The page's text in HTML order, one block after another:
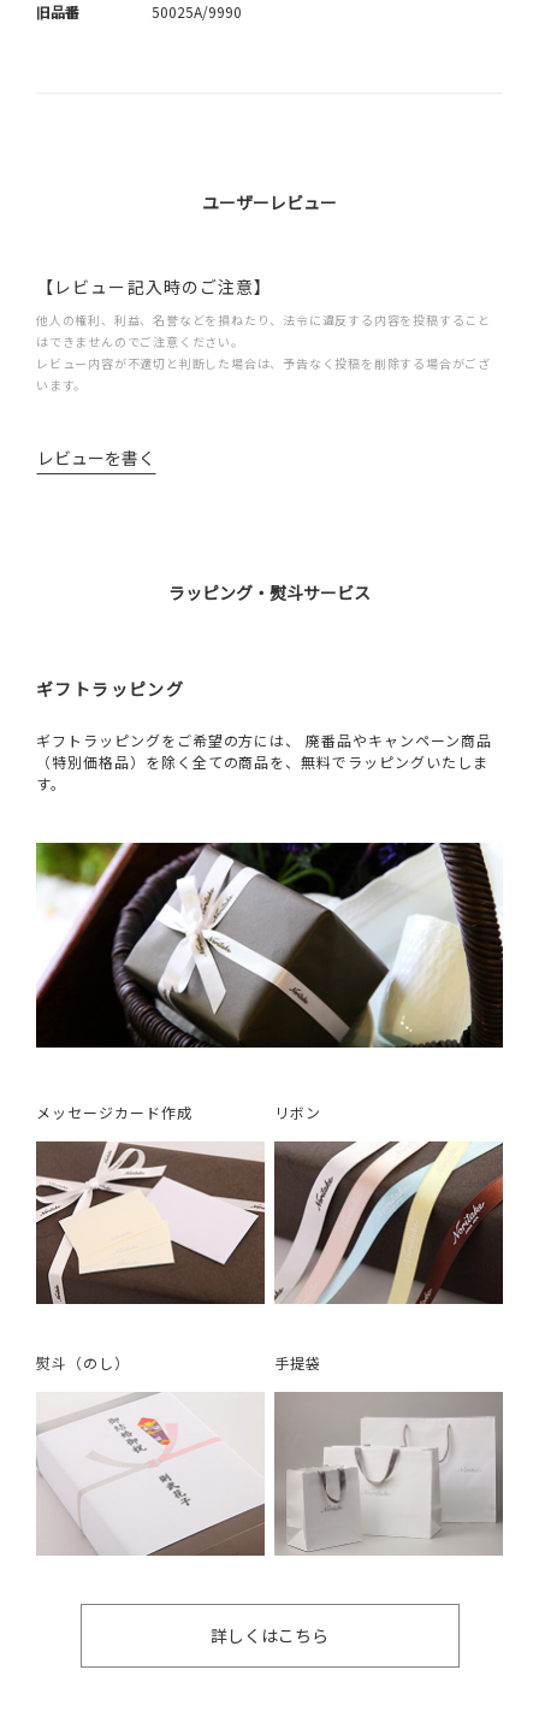
旧品番 50025A/9990
ユーザーレビュー
【レビュー記入時のご注意】
他人の権利、利益、名誉などを損ねたり、法令に違反する内容を投稿すること
はできませんのでご注意ください。
レビュー内容が不適切と判断した場合は、予告なく投稿を削除する場合がござ
います。
レビューを書く
ラッピング・熨斗サービス
ギフトラッピング
ギフトラッピングをご希望の方には、 廃番品やキャンペーン商品
（特別価格品）を除く全ての商品を、無料でラッピングいたしま
す。
メッセージカード作成 リボン
熨斗（のし） 手提袋
詳しくはこちら